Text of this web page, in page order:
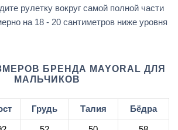
рулетку вокруг самой полной части
на 18 - 20 сантиметров ниже уровня
БРЕНДА MAYORAL ДЛЯ
МАЛЬЧИКОВ
Грудь Талия Бёдра